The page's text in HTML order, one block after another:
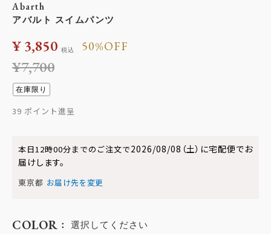
Abarth
アバルト スイムパンツ
¥7,700
50%OFF
¥3,850 税込
在庫限り
39
本日12時00分までのご注文で2026/08/08（土） に宅配便でお
届けします。
東京都 お届け先を変更
COLOR 選択してください